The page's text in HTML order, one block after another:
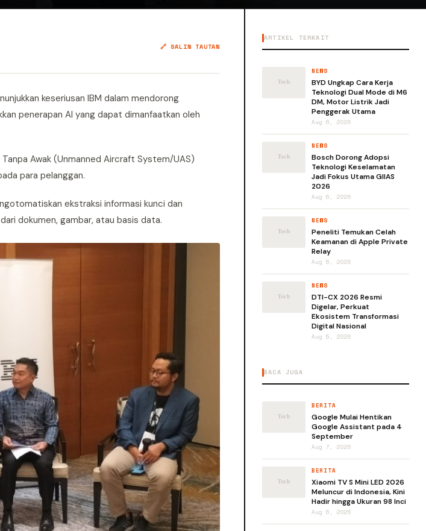
🔗 SALIN TAUTAN
keseriusan IBM dalam mendorong
penerapan AI yang dapat dimanfaatkan oleh
Awak (Unmanned Aircraft System/UAS)
para pelanggan.
ekstraksi informasi kunci dan
dokumen, gambar, atau basis data.
ARTIKEL TERKAIT
NEWS
BYD Ungkap Cara Kerja
Teknologi Dual Mode di M6
DM, Motor Listrik Jadi
Penggerak Utama
Aug 6, 2026
NEWS
Bosch Dorong Adopsi
Teknologi Keselamatan
Jadi Fokus Utama GIIAS
2026
Aug 6, 2026
NEWS
Peneliti Temukan Celah
Keamanan di Apple Private
Relay
Aug 6, 2026
NEWS
DTI-CX 2026 Resmi
Digelar, Perkuat
Ekosistem Transformasi
Digital Nasional
Aug 5, 2026
BACA JUGA
BERITA
Google Mulai Hentikan
Google Assistant pada 4
September
Aug 7, 2026
BERITA
Xiaomi TV S Mini LED 2026
Meluncur di Indonesia, Kini
Hadir hingga Ukuran 98 Inci
Aug 6, 2026